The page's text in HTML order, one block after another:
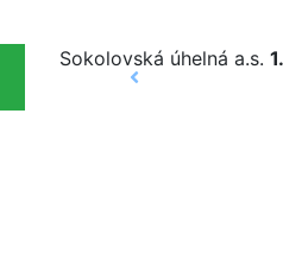
Sokolovská úhelná a.s.
Previous